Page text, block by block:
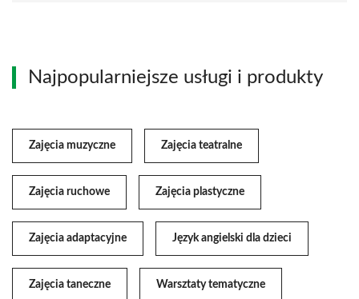
Najpopularniejsze usługi i produkty
Zajęcia muzyczne Zajęcia teatralne
Zajęcia ruchowe Zajęcia plastyczne
Zajęcia adaptacyjne Język angielski dla dzieci
Zajęcia taneczne Warsztaty tematyczne